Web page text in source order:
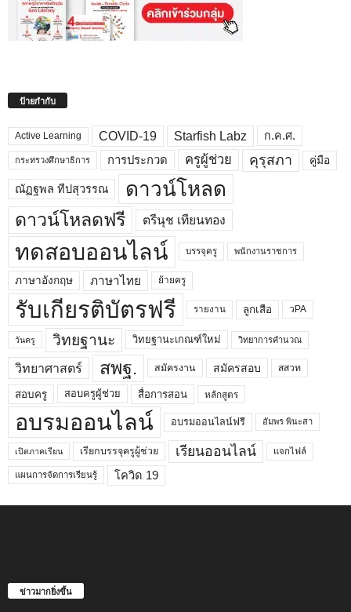
ป้ายกำกับ
Active Learning COVID-19 Starfish Labz ก.ค.ศ.
กระทรวงศึกษาธิการ การประกวด ครูผู้ช่วย คุรุสภา คู่มือ
ณัฏฐพล ทีปสุวรรณ ดาวน์โหลด
ดาวน์โหลดฟรี ตรีนุช เทียนทอง
ทดสอบออนไลน์ บรรจุครู พนักงานราชการ
ภาษาอังกฤษ ภาษาไทย ย้ายครู
รับเกียรติบัตรฟรี รายงาน ลูกเสือ วPA
วันครู วิทยฐานะ วิทยฐานะเกณฑ์ใหม่ วิทยาการคำนวณ
วิทยาศาสตร์ สพฐ. สมัครงาน สมัครสอบ สสวท
สอบครู สอบครูผู้ช่วย สื่อการสอน หลักสูตร
อบรมออนไลน์ อบรมออนไลน์ฟรี อัมพร พินะสา
เปิดภาคเรียน เรียกบรรจุครูผู้ช่วย เรียนออนไลน์ แจกไฟล์
แผนการจัดการเรียนรู้ โควิด 19
ข่าวมากยิ่งขึ้น